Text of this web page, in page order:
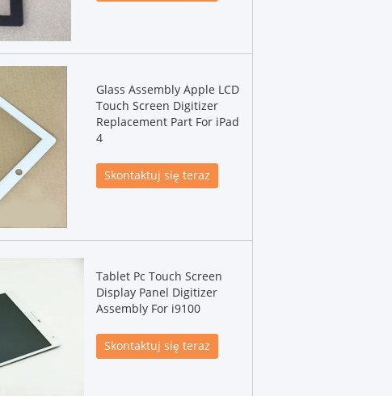
Glass Assembly Apple LCD
Touch Screen Digitizer
Replacement Part For iPad
4
Skontaktuj się teraz
Tablet Pc Touch Screen
Display Panel Digitizer
Assembly For i9100
Skontaktuj się teraz